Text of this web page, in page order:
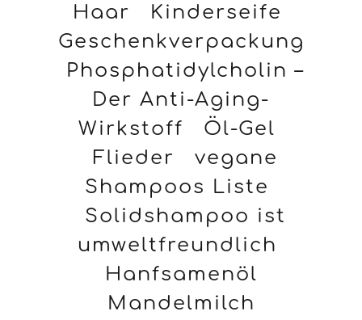
Haar
Kinderseife
Geschenkverpackung
Phosphatidylcholin –
Der Anti-Aging-
Wirkstoff
Öl-Gel
Flieder
vegane
Shampoos Liste
Solidshampoo ist
umweltfreundlich
Hanfsamenöl
Mandelmilch